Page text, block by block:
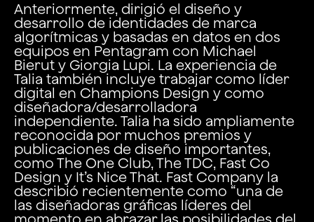
Anteriormente, dirigió el diseño y
desarrollo de identidades de marca
algorítmicas y basadas en datos en dos
equipos en Pentagram con Michael
Bierut y Giorgia Lupi. La experiencia de
Talia también incluye trabajar como líder
digital en Champions Design y como
diseñadora/desarrolladora
independiente. Talia ha sido ampliamente
reconocida por muchos premios y
publicaciones de diseño importantes,
como The One Club, The TDC, Fast Co
Design y It’s Nice That. Fast Company la
describió recientemente como “una de
las diseñadoras gráficas líderes del